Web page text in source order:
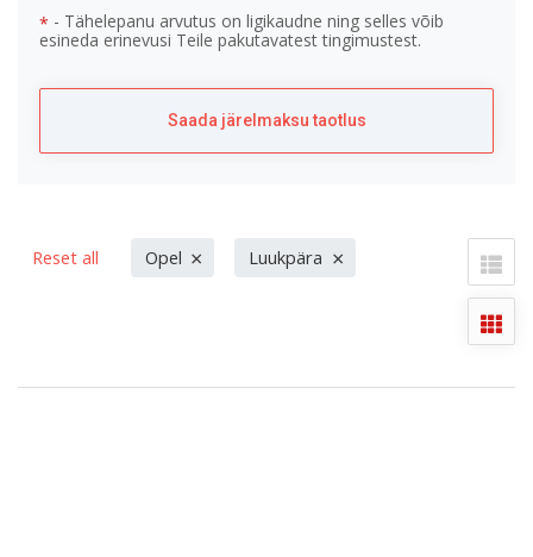
* - Tähelepanu arvutus on ligikaudne ning selles võib
esineda erinevusi Teile pakutavatest tingimustest.
Saada järelmaksu taotlus
Reset all Opel × Luukpära ×